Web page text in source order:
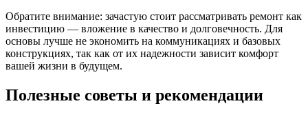
Обратите внимание: зачастую стоит рассматривать ремонт как
инвестицию — вложение в качество и долговечность. Для
основы лучше не экономить на коммуникациях и базовых
конструкциях, так как от их надежности зависит комфорт
вашей жизни в будущем.
Полезные советы и рекомендации